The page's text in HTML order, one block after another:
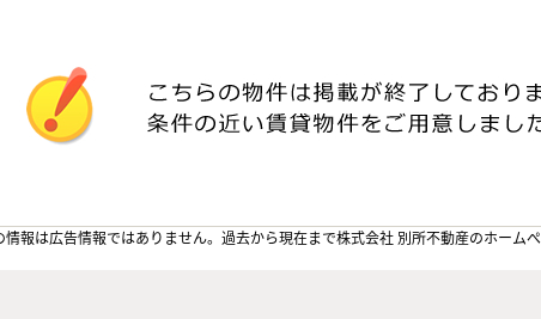
賃貸契約までの流れ よくある質問 不動
賃貸法律相談室
諸費用 仲介と買取の違い 必要な書類
カスタマーハラスメントに対する基本方針
報は広告情報ではありません。過去から現在まで株式会社 別所不動産のホーム